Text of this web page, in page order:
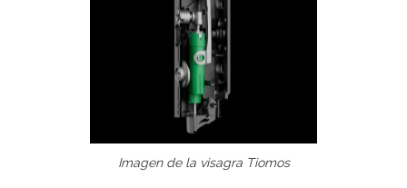
Imagen de la visagra Tiomos